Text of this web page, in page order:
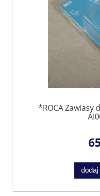
*ROCA Zawiasy